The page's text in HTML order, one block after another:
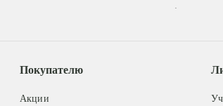
Покупателю
Акции